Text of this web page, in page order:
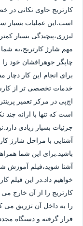
کارتریج حاوی نکاتی در
است.این عملیات بسیار
لیزری،پیچیدگی بسیار
مهم شارژ کارتریج،به
چاپگر جوهرافشان خود را
برای انجام این کار
خدمات تخصصی تر از
اچ‌پی در مرکز تعمیر
است که تنها با ارائه
جزئیات بسیار زیادی
آشنایی با مراحل شارژ
باشید.برای این شما
آشنا شوید،فیلم آموزش
خواهیم داد.در این فیلم
کارتریج را از آن خارج
را به داخل آن تزریق می
قرار گرفته و دستگاه